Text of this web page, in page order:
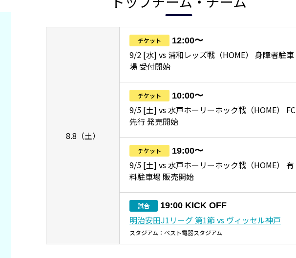
8.8（土）
チケット 12:00〜
9/2 [水] vs 浦和レッズ戦（HOME） 身障者駐車
場 受付開始
チケット 10:00〜
9/5 [土] vs 水戸ホーリーホック戦（HOME） FC
先行 発売開始
チケット 19:00〜
9/5 [土] vs 水戸ホーリーホック戦（HOME） 有
料駐車場 販売開始
試合 19:00 KICK OFF
明治安田J1リーグ 第1節 vs ヴィッセル神戸
スタジアム：ベスト電器スタジアム